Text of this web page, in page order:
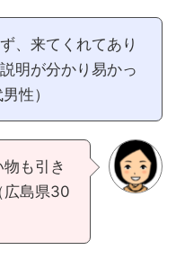
、来てくれてあり
明が分かり易かっ
性）
も引き
広島県30